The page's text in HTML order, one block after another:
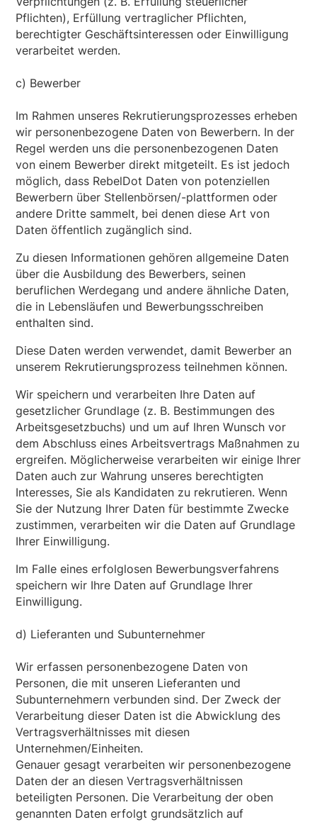
Pflichten), Erfüllung vertraglicher Pflichten,
berechtigter Geschäftsinteressen oder Einwilligung
verarbeitet werden.
c) Bewerber
Im Rahmen unseres Rekrutierungsprozesses erheben
wir personenbezogene Daten von Bewerbern. In der
Regel werden uns die personenbezogenen Daten
von einem Bewerber direkt mitgeteilt. Es ist jedoch
möglich, dass RebelDot Daten von potenziellen
Bewerbern über Stellenbörsen/-plattformen oder
andere Dritte sammelt, bei denen diese Art von
Daten öffentlich zugänglich sind.
Zu diesen Informationen gehören allgemeine Daten
über die Ausbildung des Bewerbers, seinen
beruflichen Werdegang und andere ähnliche Daten,
die in Lebensläufen und Bewerbungsschreiben
enthalten sind.
Diese Daten werden verwendet, damit Bewerber an
unserem Rekrutierungsprozess teilnehmen können.
Wir speichern und verarbeiten Ihre Daten auf
gesetzlicher Grundlage (z. B. Bestimmungen des
Arbeitsgesetzbuchs) und um auf Ihren Wunsch vor
dem Abschluss eines Arbeitsvertrags Maßnahmen zu
ergreifen. Möglicherweise verarbeiten wir einige Ihrer
Daten auch zur Wahrung unseres berechtigten
Interesses, Sie als Kandidaten zu rekrutieren. Wenn
Sie der Nutzung Ihrer Daten für bestimmte Zwecke
zustimmen, verarbeiten wir die Daten auf Grundlage
Ihrer Einwilligung.
Im Falle eines erfolglosen Bewerbungsverfahrens
speichern wir Ihre Daten auf Grundlage Ihrer
Einwilligung.
d) Lieferanten und Subunternehmer
Wir erfassen personenbezogene Daten von
Personen, die mit unseren Lieferanten und
Subunternehmern verbunden sind. Der Zweck der
Verarbeitung dieser Daten ist die Abwicklung des
Vertragsverhältnisses mit diesen
Unternehmen/Einheiten.
Genauer gesagt verarbeiten wir personenbezogene
Daten der an diesen Vertragsverhältnissen
beteiligten Personen. Die Verarbeitung der oben
genannten Daten erfolgt grundsätzlich auf